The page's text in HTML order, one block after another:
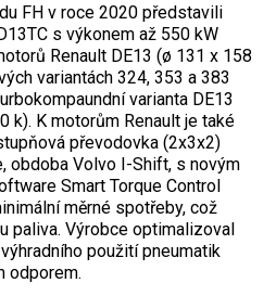
FH v roce 2020 představili
s výkonem až 550 kW
Renault DE13 (ø 131 x 158
variantách 324, 353 a 383
varianta DE13
k). K motorům Renault je také
převodovka (2x3x2)
obdoba Volvo I-Shift, s novým
Smart Torque Control
měrné spotřeby, což
paliva. Výrobce optimalizoval
použití pneumatik
odporem.